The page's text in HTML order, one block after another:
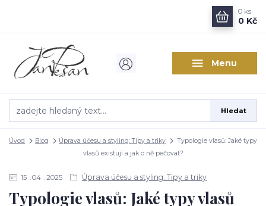
Menu
Hledat
0 ks
0 Kč
Úvod Blog Úprava účesu a styling: Tipy a triky
Typologie vlasů: Jaké typy
vlasů existují a jak o ně pečovat?
15 04 2025 Úprava účesu a styling: Tipy a triky
Typologie vlasů: Jaké typy vlasů